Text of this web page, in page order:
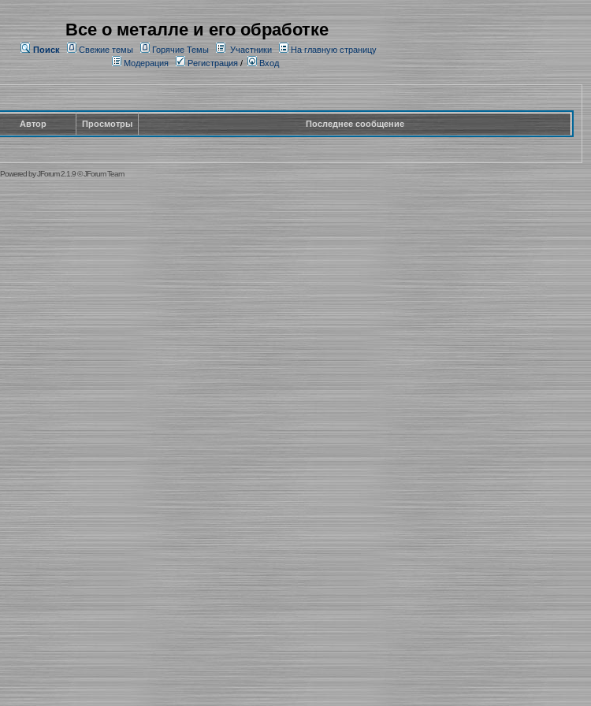
Все о металле и его обработке
Поиск Свежие темы Горячие Темы Участники
На главную страницу
Модерация
Регистрация/ Вход
Автор Просмотры Последнее сообщение
Powered byJForum 2.1.9©JForum Team